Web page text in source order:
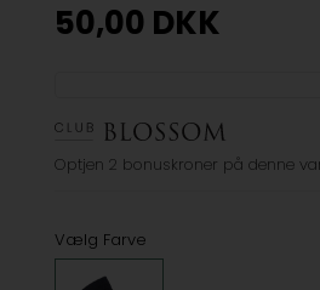
50,00 DKK
Optjen 2 bonuskroner på denne
Vælg Farve